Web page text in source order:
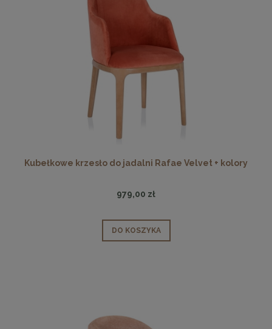
Kubełkowe krzesło do jadalni Rafae Velvet + kolory
979,00 zł
DO KOSZYKA